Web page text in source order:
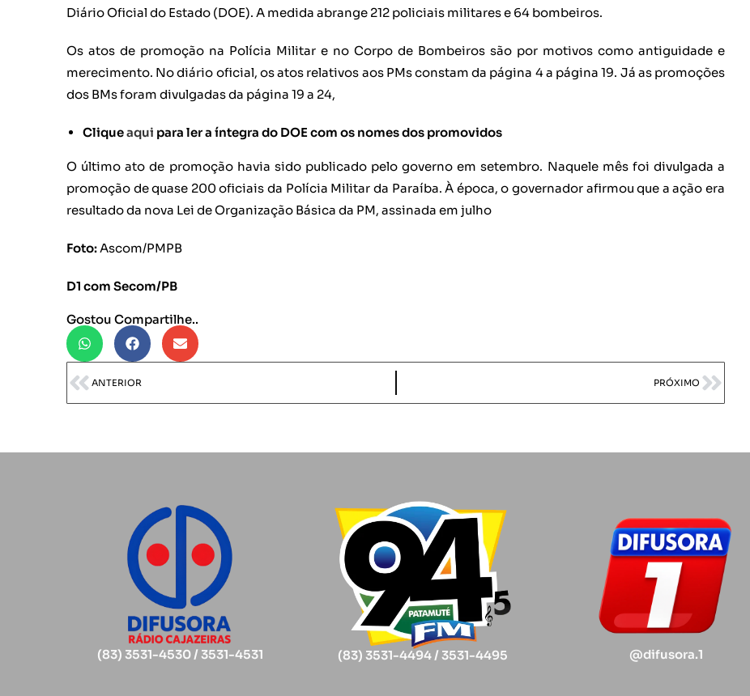
Diário Oficial do Estado (DOE). A medida abrange 212 policiais militares e 64 bombeiros.
Os atos de promoção na Polícia Militar e no Corpo de Bombeiros são por motivos como antiguidade e
merecimento. No diário oficial, os atos relativos aos PMs constam da página 4 a página 19. Já as promoções
dos BMs foram divulgadas da página 19 a 24,
Cliqueaqui para ler a íntegra do DOE com os nomes dos promovidos
O último ato de promoção havia sido publicado pelo governo em setembro. Naquele mês foi divulgada a
promoção de quase 200 oficiais da Polícia Militar da Paraíba. À época, o governador afirmou que a ação era
resultado da nova Lei de Organização Básica da PM, assinada em julho
Foto:Ascom/PMPB
D1 com Secom/PB
Gostou Compartilhe..
ANTERIOR PRÓXIMO
(83) 3531-4530 / 3531-4531 (83) 3531-4494 / 3531-4495 @difusora.1